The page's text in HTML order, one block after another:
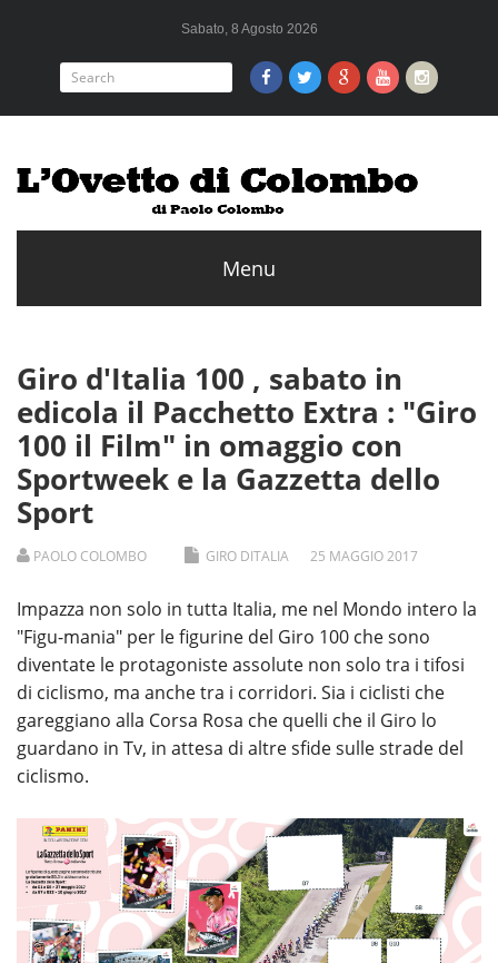
Sabato, 8 Agosto 2026
Giro d'Italia 100 , sabato in
edicola il Pacchetto Extra : "Giro
100 il Film" in omaggio con
Sportweek e la Gazzetta dello
Sport
PAOLO COLOMBO GIRO DITALIA 25 MAGGIO2017
Impazza non solo in tutta Italia, me nel Mondo intero la
"Figu-mania" per le figurine del Giro 100 che sono
diventate le protagoniste assolute non solo tra i tifosi
di ciclismo, ma anche tra i corridori. Sia i ciclisti che
gareggiano alla Corsa Rosa che quelli che il Giro lo
guardano in Tv, in attesa di altre sfide sulle strade del
ciclismo.